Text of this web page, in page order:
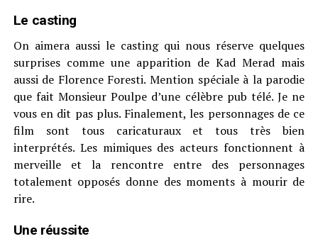
Le casting
On aimera aussi le casting qui nous réserve quelques
surprises comme une apparition de Kad Merad mais
aussi de Florence Foresti. Mention spéciale à la parodie
que fait Monsieur Poulpe d’une célèbre pub télé. Je ne
vous en dit pas plus. Finalement, les personnages de ce
film sont tous caricaturaux et tous très bien
interprétés. Les mimiques des acteurs fonctionnent à
merveille et la rencontre entre des personnages
totalement opposés donne des moments à mourir de
rire.
Une réussite